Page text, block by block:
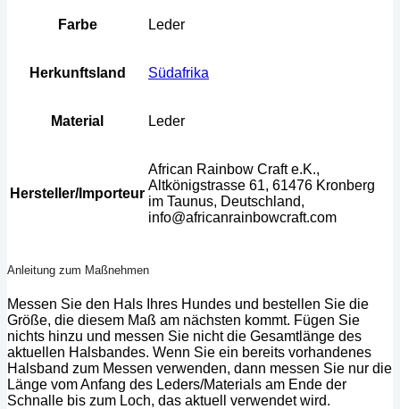
Farbe Leder
Herkunftsland Südafrika
Material Leder
Hersteller/Importeur
African Rainbow Craft e.K.,
Altkönigstrasse 61, 61476 Kronberg
im Taunus, Deutschland,
info@africanrainbowcraft.com
Anleitung zum Maßnehmen
Messen Sie den Hals Ihres Hundes und bestellen Sie die
Größe, die diesem Maß am nächsten kommt. Fügen Sie
nichts hinzu und messen Sie nicht die Gesamtlänge des
aktuellen Halsbandes. Wenn Sie ein bereits vorhandenes
Halsband zum Messen verwenden, dann messen Sie nur die
Länge vom Anfang des Leders/Materials am Ende der
Schnalle bis zum Loch, das aktuell verwendet wird.